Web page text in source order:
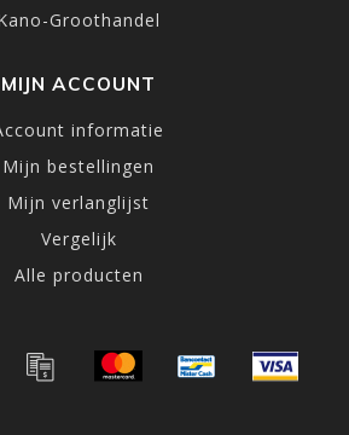
Groothandel
MIJN ACCOUNT
informatie
Mijn bestellingen
Mijn verlanglijst
Vergelijk
Alle producten